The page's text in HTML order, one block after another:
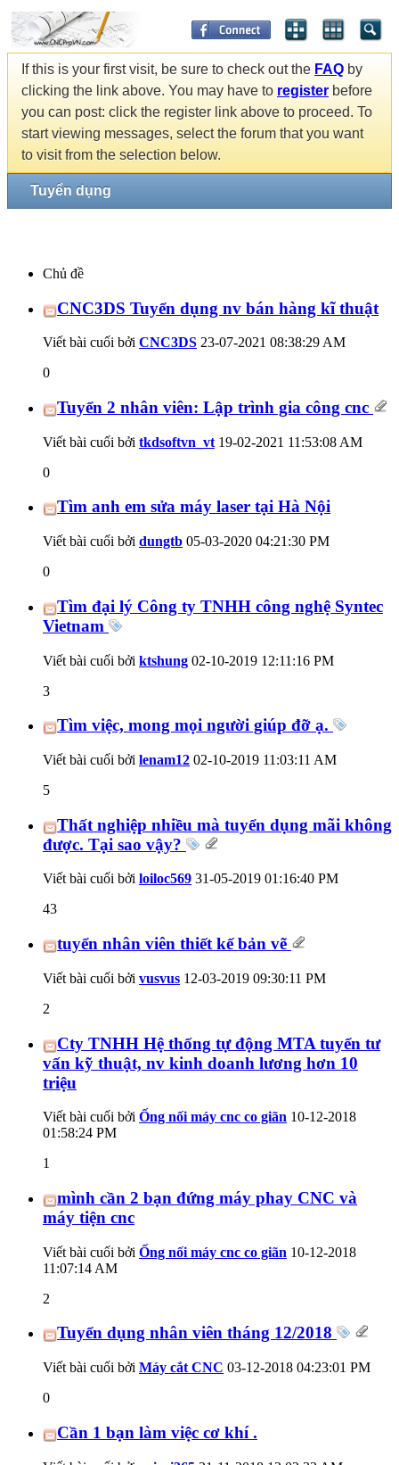
If this is your first visit, be sure to check out the FAQ by
clicking the link above. You may have to register before
you can post: click the register link above to proceed. To
start viewing messages, select the forum that you want
to visit from the selection below.
Tuyển dụng
Chủ đề
CNC3DS Tuyển dụng nv bán hàng kĩ thuật
Viết bài cuối bởi CNC3DS 23-07-2021 08:38:29 AM
0
Tuyển 2 nhân viên: Lập trình gia công cnc
Viết bài cuối bởi tkdsoftvn_vt 19-02-2021 11:53:08 AM
0
Tìm anh em sửa máy laser tại Hà Nội
Viết bài cuối bởi dungtb 05-03-2020 04:21:30 PM
0
Tìm đại lý Công ty TNHH công nghệ Syntec
Vietnam
Viết bài cuối bởi ktshung 02-10-2019 12:11:16 PM
3
Tìm việc, mong mọi người giúp đỡ ạ.
Viết bài cuối bởi lenam12 02-10-2019 11:03:11 AM
5
Thất nghiệp nhiều mà tuyển dụng mãi không
được. Tại sao vậy?
Viết bài cuối bởi loiloc569 31-05-2019 01:16:40 PM
43
tuyển nhân viên thiết kế bản vẽ
Viết bài cuối bởi vusvus 12-03-2019 09:30:11 PM
2
Cty TNHH Hệ thống tự động MTA tuyển tư
vấn kỹ thuật, nv kinh doanh lương hơn 10
triệu
Viết bài cuối bởi Ống nối máy cnc co giãn 10-12-2018
01:58:24 PM
1
mình cần 2 bạn đứng máy phay CNC và
máy tiện cnc
Viết bài cuối bởi Ống nối máy cnc co giãn 10-12-2018
11:07:14 AM
2
Tuyển dụng nhân viên tháng 12/2018
Viết bài cuối bởi Máy cắt CNC 03-12-2018 04:23:01 PM
0
Cần 1 bạn làm việc cơ khí .